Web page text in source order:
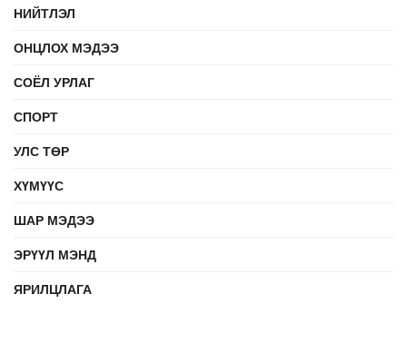
НИЙТЛЭЛ
ОНЦЛОХ МЭДЭЭ
СОЁЛ УРЛАГ
СПОРТ
УЛС ТӨР
ХҮМҮҮС
ШАР МЭДЭЭ
ЭРҮҮЛ МЭНД
ЯРИЛЦЛАГА